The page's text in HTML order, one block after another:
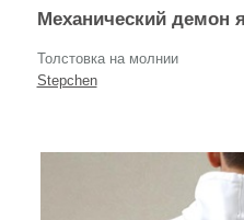
Механический демон
Толстовка на молнии
Stepchen